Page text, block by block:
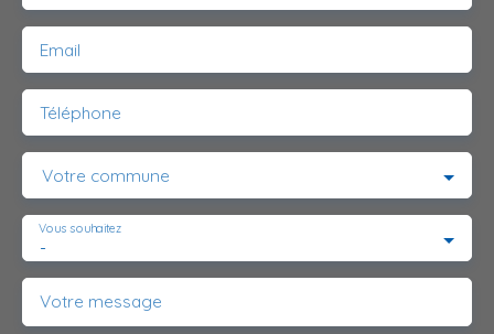
Email
Téléphone
Votre commune
-
Vous souhaitez
Votre message